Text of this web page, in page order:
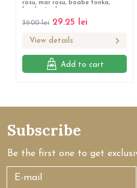
rosu, mar rosu, boabe tonka,
boabe tonka
39.00 lei 29.25 lei
View details
Add to cart
Subscribe
Be the first one to get